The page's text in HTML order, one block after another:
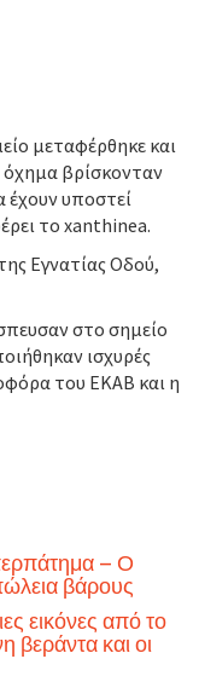
μεταφέρθηκε και
βρίσκονταν
έχουν υποστεί
το xanthinea.
Εγνατίας Οδού,
στο σημείο
ισχυρές
του ΕΚΑΒ και η
– Ο
βάρους
εικόνες από το
βεράντα και οι